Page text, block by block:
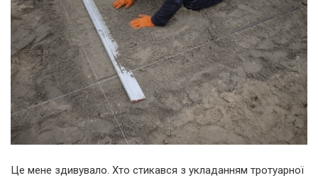
Це мене здивувало. Хто стикався з укладанням тротуарної